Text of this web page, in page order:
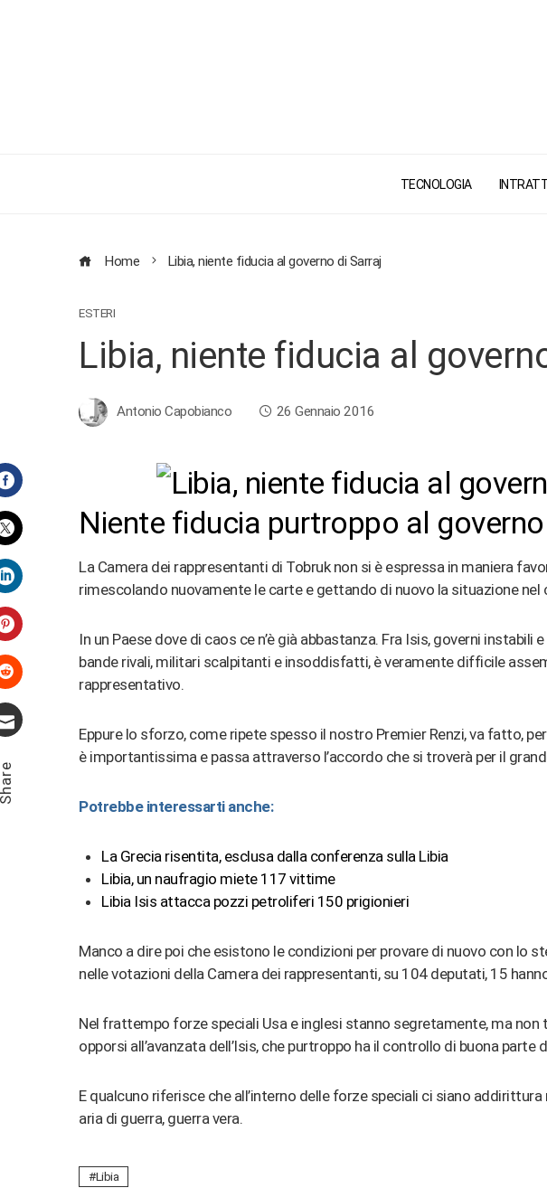
TECNOLOGIA
Home Libia, niente fiducia al governo di Sarraj
ESTERI
Libia, niente fiducia al
Antonio Capobianco 26 Gennaio 2016
Facebook
Twitter
LinkedIn
Pinterest
Stumbleupon
Niente fiducia purtroppo al governo
La Camera dei rappresentanti di Tobruk non si è espressa in maniera
rimescolando nuovamente le carte e gettando di nuovo la situazione nel
In un Paese dove di caos ce n’è già abbastanza. Fra Isis, governi instabili
bande rivali, militari scalpitanti e insoddisfatti, è veramente difficile
rappresentativo.
Eppure lo sforzo, come ripete spesso il nostro Premier Renzi, va fatto,
è importantissima e passa attraverso l’accordo che si troverà per il
Potrebbe interessarti anche:
La Grecia risentita, esclusa dalla conferenza sulla Libia
Libia, un naufragio miete 117 vittime
Libia Isis attacca pozzi petroliferi 150 prigionieri
Manco a dire poi che esistono le condizioni per provare di nuovo con lo
nelle votazioni della Camera dei rappresentanti, su 104 deputati, 15
Nel frattempo forze speciali Usa e inglesi stanno segretamente, ma
opporsi all’avanzata dell’Isis, che purtroppo ha il controllo di buona parte
E qualcuno riferisce che all’interno delle forze speciali ci siano addirittura
aria di guerra, guerra vera.
Libia